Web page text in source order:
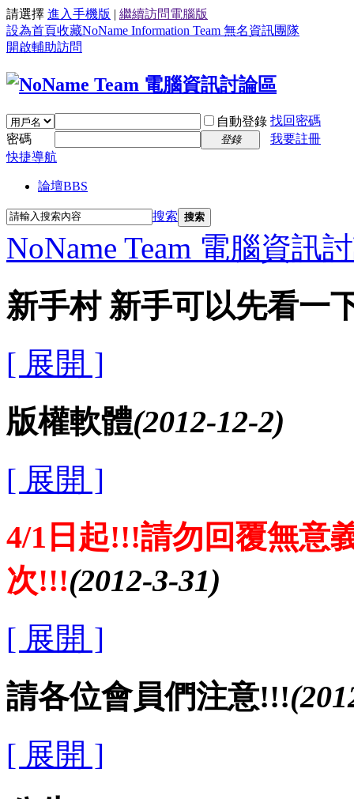
請選擇 進入手機版 | 繼續訪問電腦版
設為首頁收藏NoName Information Team 無名資訊團隊
開啟輔助訪問
自動登錄 找回密碼
密碼
登錄
我要註冊
快捷導航
論壇BBS
搜索 搜索
NoName Team 電腦資訊
新手村 新手可以先看一
[ 展開 ]
版權軟體(2012-12-2)
[ 展開 ]
4/1日起!!!請勿回覆無意
次!!!(2012-3-31)
[ 展開 ]
請各位會員們注意!!!
[ 展開 ]